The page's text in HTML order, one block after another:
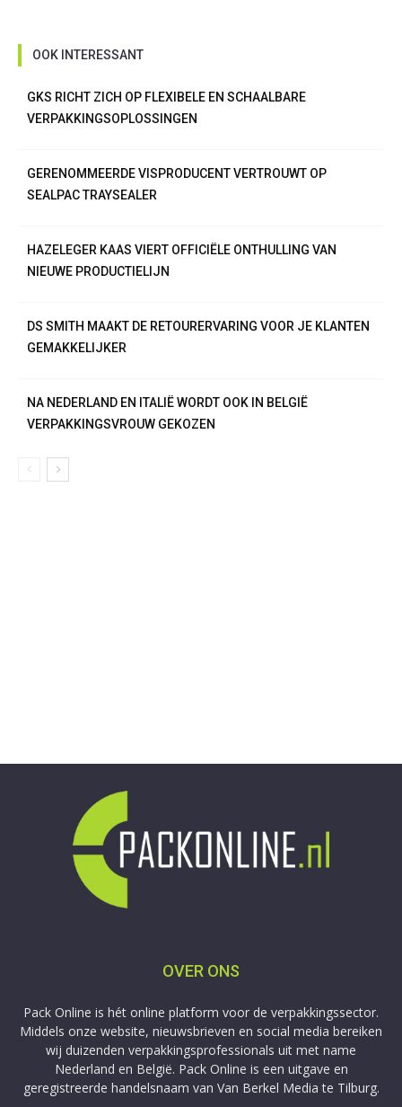
OOK INTERESSANT
GKS RICHT ZICH OP FLEXIBELE EN SCHAALBARE
VERPAKKINGSOPLOSSINGEN
GERENOMMEERDE VISPRODUCENT VERTROUWT OP
SEALPAC TRAYSEALER
HAZELEGER KAAS VIERT OFFICIËLE ONTHULLING VAN
NIEUWE PRODUCTIELIJN
DS SMITH MAAKT DE RETOURERVARING VOOR JE KLANTEN
GEMAKKELIJKER
NA NEDERLAND EN ITALIË WORDT OOK IN BELGIË
VERPAKKINGSVROUW GEKOZEN
OVER ONS
Pack Online is hét online platform voor de verpakkingssector.
Middels onze website, nieuwsbrieven en social media bereiken
wij duizenden verpakkingsprofessionals uit met name
Nederland en België. Pack Online is een uitgave en
geregistreerde handelsnaam van Van Berkel Media te Tilburg.